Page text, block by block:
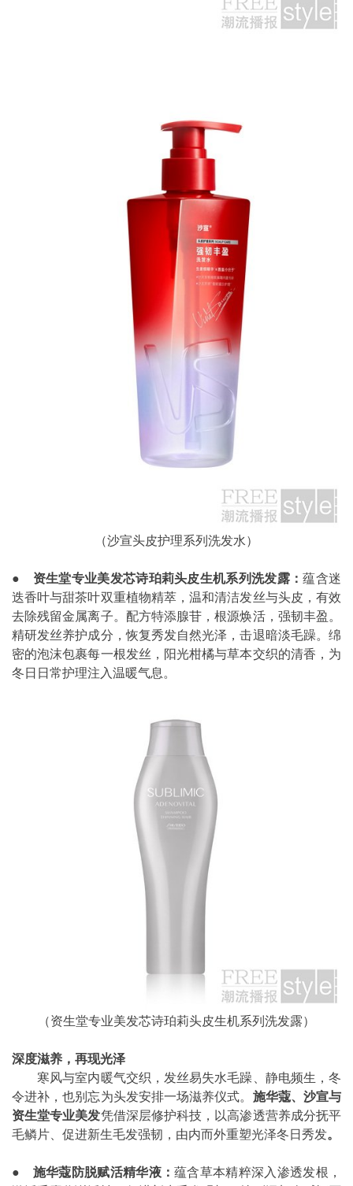
（沙宣头皮护理系列洗发水）
● 资生堂专业美发芯诗珀莉头皮生机系列洗发露：蕴含迷
迭香叶与甜茶叶双重植物精萃，温和清洁发丝与头皮，有效
去除残留金属离子。配方特添腺苷，根源焕活，强韧丰盈。
精研发丝养护成分，恢复秀发自然光泽，击退暗淡毛躁。绵
密的泡沫包裹每一根发丝，阳光柑橘与草本交织的清香，为
冬日日常护理注入温暖气息。
（资生堂专业美发芯诗珀莉头皮生机系列洗发露）
深度滋养，再现光泽
寒风与室内暖气交织，发丝易失水毛躁、静电频生，冬
令进补，也别忘为头发安排一场滋养仪式。 施华蔻、沙宣与
资生堂专业美发凭借深层修护科技，以高渗透营养成分抚平
毛鳞片、促进新生毛发强韧，由内而外重塑光泽冬日秀发。
● 施华蔻防脱赋活精华液：蕴含草本精粹深入渗透发根，